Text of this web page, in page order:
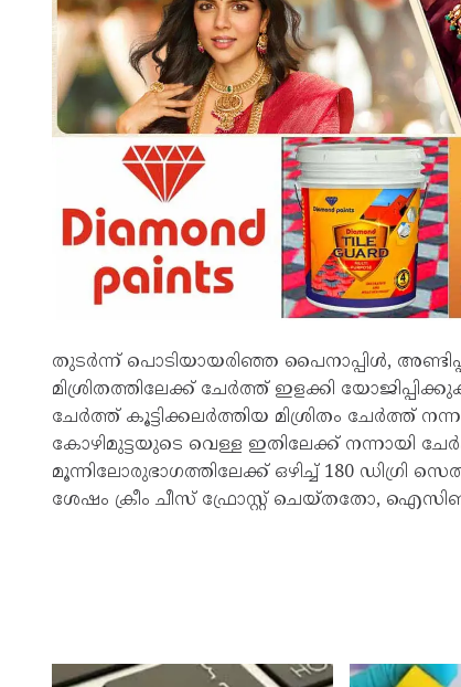
തുടര്‍ന്ന് പൊടിയായരിഞ്ഞ പൈനാപ്പിള്‍,
മിശ്രിതത്തിലേക്ക് ചേര്‍ത്ത് ഇളക്കി
ചേര്‍ത്ത് കൂട്ടിക്കലര്‍ത്തിയ മിശ്രിതം ചേര്‍ത്ത്
കോഴിമുട്ടയുടെ വെള്ള ഇതിലേക്ക് നന്നായി
മൂന്നിലോരുഭാഗത്തിലേക്ക് ഒഴിച്ച് 180 ഡിഗ്രി
ശേഷം ക്രീം ചീസ് ഫ്രോസ്റ്റ് ചെയ്തതോ,